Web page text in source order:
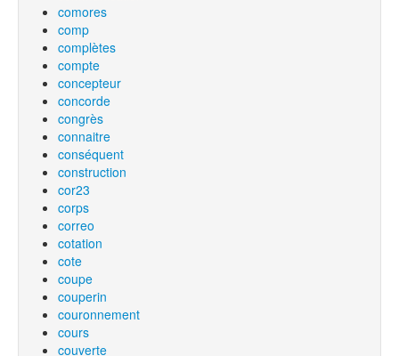
comores
comp
complètes
compte
concepteur
concorde
congrès
connaitre
conséquent
construction
cor23
corps
correo
cotation
cote
coupe
couperin
couronnement
cours
couverte